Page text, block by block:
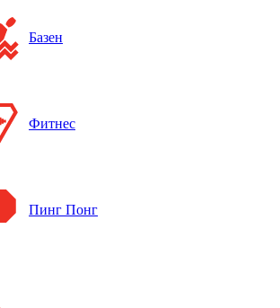
Базен
Фитнес
Пинг Понг